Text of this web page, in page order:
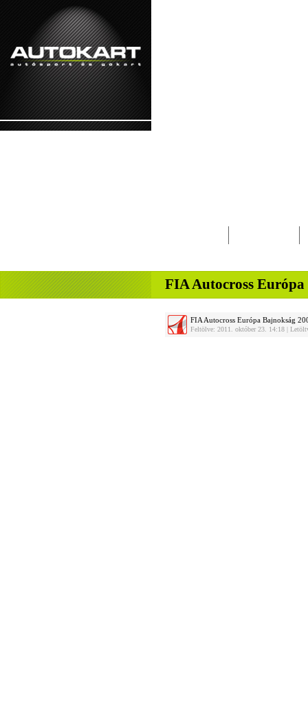
FIA Autocross
FIA Autocross Európa Bajnokság
Feltölve: 2011. október 23. 14:18 |